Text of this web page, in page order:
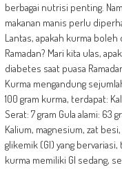
berbagai nutrisi penting.
makanan manis perlu
Lantas, apakah kurma
Ramadan? Mari kita ulas,
diabetes saat puasa
Kurma mengandung
100 gram kurma, terdapat:
Serat: 7 gram Gula alami: 63
Kalium, magnesium, zat
glikemik (GI) yang
kurma memiliki GI sedang,